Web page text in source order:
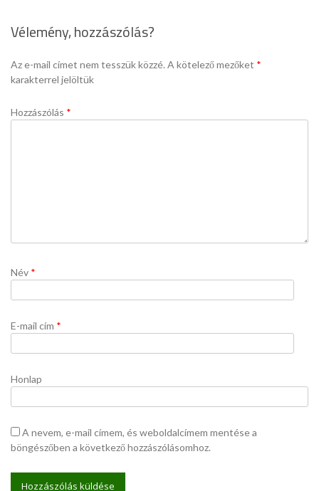
Vélemény, hozzászólás?
Az e-mail címet nem tesszük közzé. A kötelező mezőket *
karakterrel jelöltük
Hozzászólás *
Név *
E-mail cím *
Honlap
A nevem, e-mail címem, és weboldalcímem mentése a
böngészőben a következő hozzászólásomhoz.